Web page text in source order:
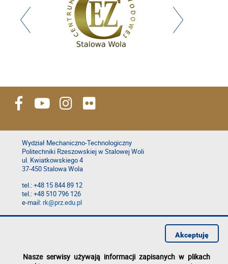
Wydział Mechaniczno-Technologiczny
Politechniki Rzeszowskiej w Stalowej Woli
ul. Kwiatkowskiego 4
37-450 Stalowa Wola
tel.: +48 15 844 89 12
tel.: +48 510 796 126
e-mail:rk@prz.edu.pl
Deklaracja dostępności
Nasze serwisy używają informacji zapisanych w plikach
Akceptuję